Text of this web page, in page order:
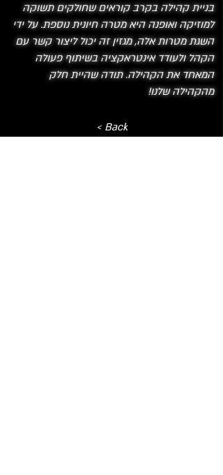
בניית קהילה בקרב קוראים שחולקים תשוקה
למוזיקה ואופנה היא מטרה חיונית נוספת. על ידי
השגת מטרות אלה, מגזין זה יכול ליצור קשר עם
הקהל ולעודד אינטראקציה בשיתוף פעולה
המאחד את הקהילה. תודה שהיית חלק
מהקהילה שלנו!
< Back